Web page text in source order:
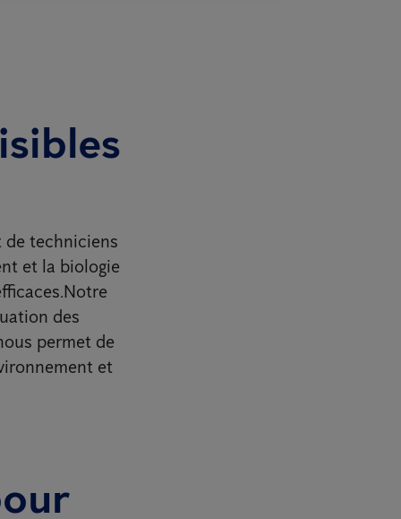
de techniciens
et la biologie
des
permet de
et